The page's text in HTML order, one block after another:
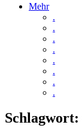
Mehr
.
.
.
.
.
.
.
.
Schlagwort: